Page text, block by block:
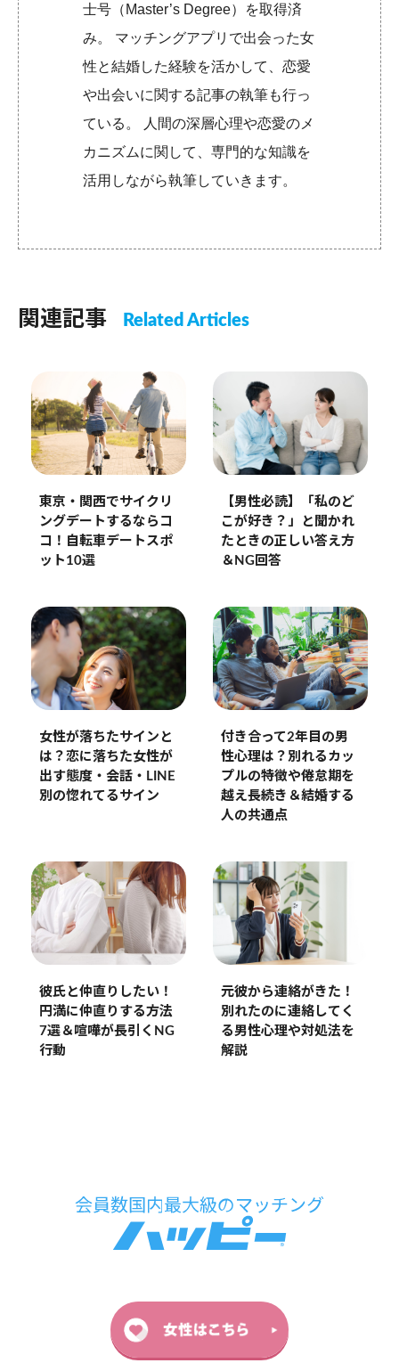
士号（Master’s Degree）を取得済
み。 マッチングアプリで出会った女
性と結婚した経験を活かして、恋愛
や出会いに関する記事の執筆も行っ
ている。 人間の深層心理や恋愛のメ
カニズムに関して、専門的な知識を
活用しながら執筆していきます。
関連記事 Related Articles
東京・関西でサイクリ
ングデートするならコ
コ！自転車デートスポ
ット10選
【男性必読】「私のど
こが好き？」と聞かれ
たときの正しい答え方
＆NG回答
女性が落ちたサインと
は？恋に落ちた女性が
出す態度・会話・LINE
別の惚れてるサイン
付き合って2年目の男
性心理は？別れるカッ
プルの特徴や倦怠期を
越え長続き＆結婚する
人の共通点
彼氏と仲直りしたい！
円満に仲直りする方法
7選＆喧嘩が長引くNG
行動
元彼から連絡がきた！
別れたのに連絡してく
る男性心理や対処法を
解説